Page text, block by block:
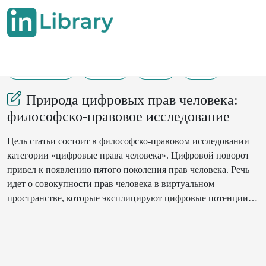
Природа цифровых прав человека:
философско-правовое исследование
Цель статьи состоит в философско-правовом исследовании
категории «цифровые права человека». Цифровой поворот
привел к появлению пятого поколения прав человека. Речь
идет о совокупности прав человека в виртуальном
пространстве, которые эксплицируют цифровые потенции